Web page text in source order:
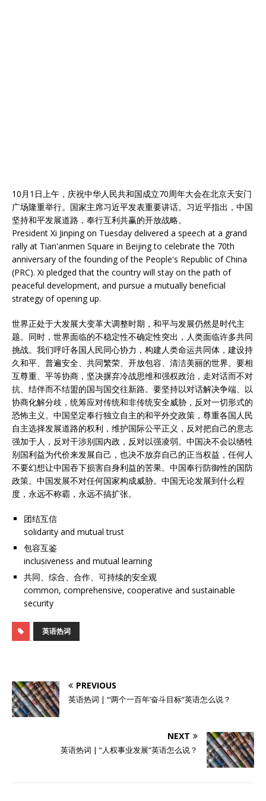
10月1日上午，庆祝中华人民共和国成立70周年大会在北京天安门
广场隆重举行。国家主席习近平发表重要讲话。习近平指出，中国
坚持和平发展道路，奉行互利共赢的开放战略。
President Xi Jinping on Tuesday delivered a speech at a grand
rally at Tian'anmen Square in Beijing to celebrate the 70th
anniversary of the founding of the People's Republic of China
(PRC). Xi pledged that the country will stay on the path of
peaceful development, and pursue a mutually beneficial
strategy of opening up.
世界正处于大发展大变革大调整时期，和平与发展仍然是时代主
题。同时，世界面临的不稳定性不确定性突出，人类面临许多共同
挑战。我们呼吁各国人民同心协力，构建人类命运共同体，建设持
久和平、普遍安全、共同繁荣、开放包容、清洁美丽的世界。要相
互尊重、平等协商，坚决摒弃冷战思维和强权政治，走对话而不对
抗、结伴而不结盟的国与国交往新路。要坚持以对话解决争端、以
协商化解分歧，统筹应对传统和非传统安全威胁，反对一切形式的
恐怖主义。中国坚定奉行独立自主的和平外交政策，尊重各国人民
自主选择发展道路的权利，维护国际公平正义，反对把自己的意志
强加于人，反对干涉别国内政，反对以强凌弱。中国决不会以牺牲
别国利益为代价来发展自己，也决不放弃自己的正当权益，任何人
不要幻想让中国吞下损害自身利益的苦果。中国奉行防御性的国防
政策。中国发展不对任何国家构成威胁。中国无论发展到什么程
度，永远不称霸，永远不搞扩张。
团结互信
solidarity and mutual trust
包容互鉴
inclusiveness and mutual learning
共同、综合、合作、可持续的安全观
common, comprehensive, cooperative and sustainable
security
英语热词
PREVIOUS
英语热词 | “‘两个一百年’奋斗目标”英语怎么说？
NEXT
英语热词 | “人权事业发展”英语怎么说？